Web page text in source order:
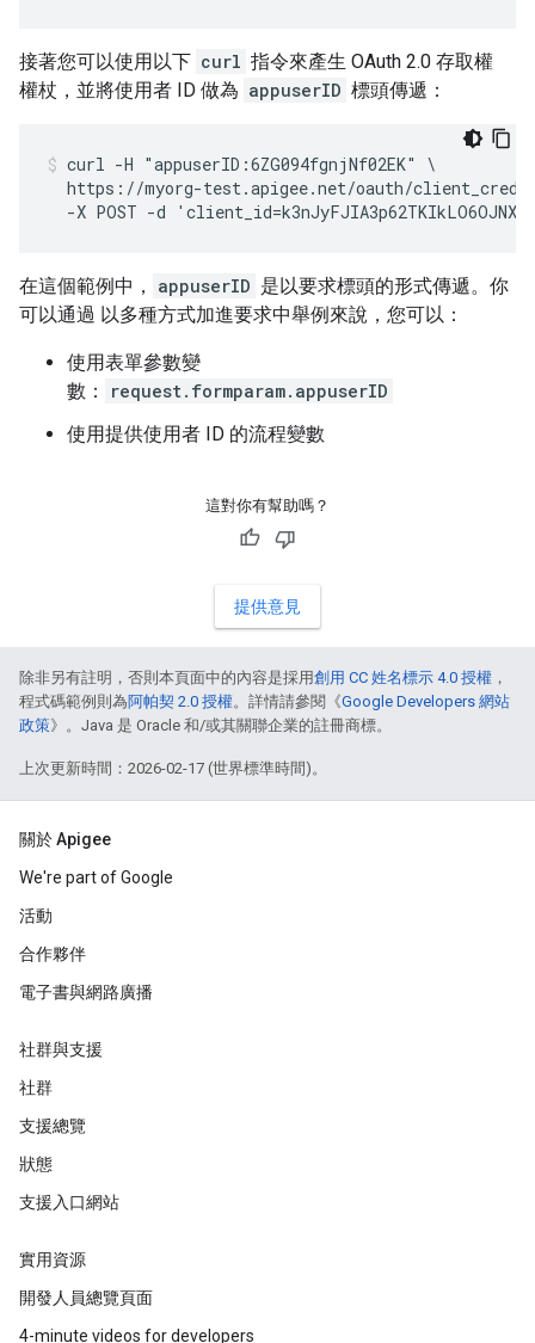
接著您可以使用以下 curl 指令來產生 OAuth 2.0 存取權
權杖，並將使用者 ID 做為 appuserID 標頭傳遞：
curl -H "appuserID:6ZG094fgnjNf02EK" \
https://myorg-test.apigee.net/oauth/
-X POST -d
在這個範例中， appuserID 是以要求標頭的形式傳遞。你
可以通過 以多種方式加進要求中舉例來說，您可以：
使用表單參數變
數：
request.formparam.appuserID
使用提供使用者 ID 的流程變數
這對你有幫助嗎？
提供意見
除非另有註明，否則本頁面中的內容是採用創用 CC 姓名標示 4.0 授權 ，
程式碼範例則為阿帕契 2.0 授權。詳情請參閱《Google Developers 網站
政策》。Java 是 Oracle 和/或其關聯企業的註冊商標。
上次更新時間：2026-02-17 (世界標準時間)。
關於 Apigee
We're part of Google
活動
合作夥伴
電子書與網路廣播
社群與支援
社群
支援總覽
狀態
支援入口網站
實用資源
開發人員總覽頁面
4-minute videos for developers